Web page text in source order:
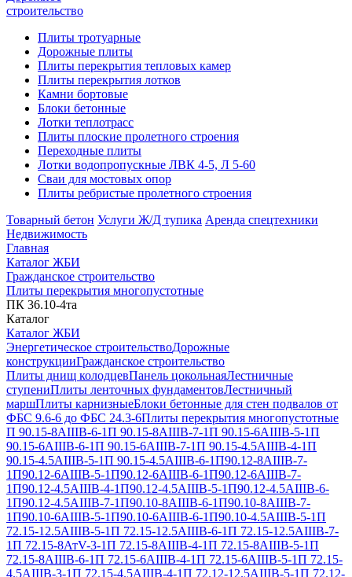
строительство
Плиты тротуарные
Дорожные плиты
Плиты перекрытия тепловых камер
Плиты перекрытия лотков
Камни бортовые
Блоки бетонные
Лотки теплотрасс
Плиты плоские пролетного строения
Переходные плиты
Лотки водопропускные ЛВК 4-5, Л 5-60
Сваи для мостовых опор
Плиты ребристые пролетного строения
Товарный бетон Услуги Ж/Д тупика Аренда спецтехники
Недвижимость
Главная
Каталог ЖБИ
Гражданское строительство
Плиты перекрытия многопустотные
ПК 36.10-4та
Каталог
Каталог ЖБИ
Энергетическое строительствоДорожные
конструкцииГражданское строительство
Плиты днищ колодцевПанель цокольнаяЛестничные
ступениПлиты ленточных фундаментовЛестничный
маршПлиты карнизныеБлоки бетонные для стен подвалов от
ФБС 9.6-6 до ФБС 24.3-6Плиты перекрытия многопустотные
П 90.15-8АIIIВ-6-1П 90.15-8АIIIВ-7-1П 90.15-6АIIIВ-5-1П
90.15-6АIIIВ-6-1П 90.15-6АIIIВ-7-1П 90.15-4.5АIIIВ-4-1П
90.15-4.5АIIIВ-5-1П 90.15-4.5АIIIВ-6-1П90.12-8АIIIВ-7-
1П90.12-6АIIIВ-5-1П90.12-6АIIIВ-6-1П90.12-6АIIIВ-7-
1П90.12-4.5АIIIВ-4-1П90.12-4.5АIIIВ-5-1П90.12-4.5АIIIВ-6-
1П90.12-4.5АIIIВ-7-1П90.10-8АIIIВ-6-1П90.10-8АIIIВ-7-
1П90.10-6АIIIВ-5-1П90.10-6АIIIВ-6-1П90.10-4.5АIIIВ-5-1П
72.15-12.5АIIIВ-5-1П 72.15-12.5АIIIВ-6-1П 72.15-12.5АIIIВ-7-
1П 72.15-8АтV-3-1П 72.15-8АIIIВ-4-1П 72.15-8АIIIВ-5-1П
72.15-8АIIIВ-6-1П 72.15-6АIIIВ-4-1П 72.15-6АIIIВ-5-1П 72.15-
4.5АIIIВ-3-1П 72.15-4.5АIIIВ-4-1П 72.12-12.5АIIIВ-5-1П 72.12-